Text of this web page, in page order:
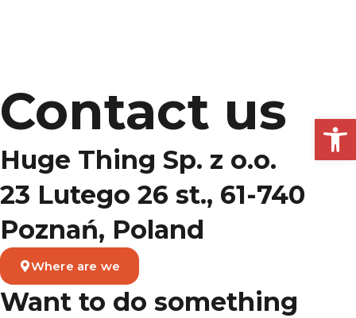
Contact us
Huge Thing Sp. z o.o.
23 Lutego 26 st., 61-740
Poznań, Poland
Where are we
Want to do something